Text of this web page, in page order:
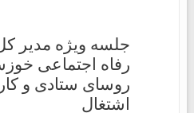
جلسه ویژه مدیر
رفاه اجتماعی
روسای ستادی و
اشتغال